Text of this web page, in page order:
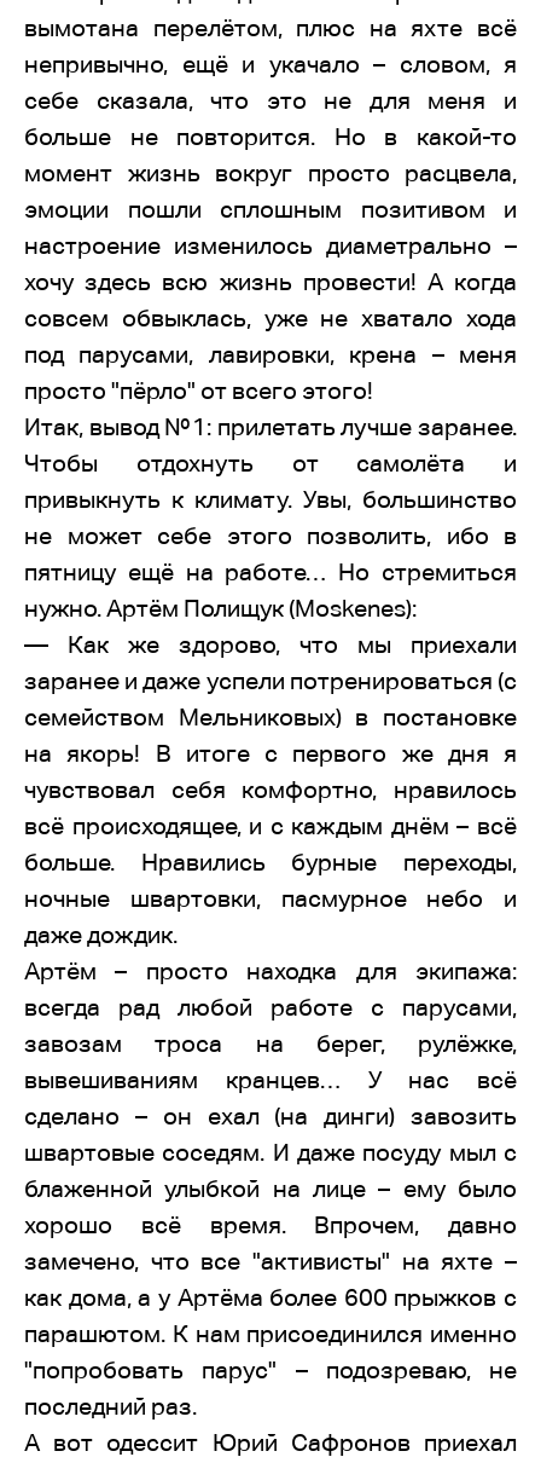
вымотана перелётом, плюс на яхте всё
непривычно, ещё и укачало – словом, я
себе сказала, что это не для меня и
больше не повторится. Но в какой-то
момент жизнь вокруг просто расцвела,
эмоции пошли сплошным позитивом и
настроение изменилось диаметрально –
хочу здесь всю жизнь провести! А когда
совсем обвыклась, уже не хватало хода
под парусами, лавировки, крена – меня
просто "пёрло" от всего этого!
Итак, вывод №1: прилетать лучше заранее.
Чтобы отдохнуть от самолёта и
привыкнуть к климату. Увы, большинство
не может себе этого позволить, ибо в
пятницу ещё на работе… Но стремиться
нужно. Артём Полищук (Moskenes):
— Как же здорово, что мы приехали
заранее и даже успели потренироваться (с
семейством Мельниковых) в постановке
на якорь! В итоге с первого же дня я
чувствовал себя комфортно, нравилось
всё происходящее, и с каждым днём – всё
больше. Нравились бурные переходы,
ночные швартовки, пасмурное небо и
даже дождик.
Артём – просто находка для экипажа:
всегда рад любой работе с парусами,
завозам троса на берег, рулёжке,
вывешиваниям кранцев… У нас всё
сделано – он ехал (на динги) завозить
швартовые соседям. И даже посуду мыл с
блаженной улыбкой на лице – ему было
хорошо всё время. Впрочем, давно
замечено, что все "активисты" на яхте –
как дома, а у Артёма более 600 прыжков с
парашютом. К нам присоединился именно
"попробовать парус" – подозреваю, не
последний раз.
А вот одессит Юрий Сафронов приехал